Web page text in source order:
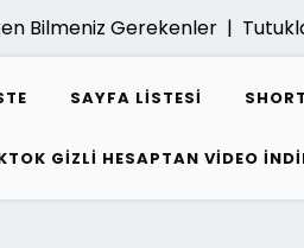
Gerekenler |
SAYFA LISTESI
GIZLI HESAPTAN VIDEO